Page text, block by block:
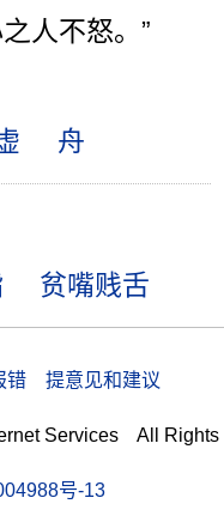
人不怒。”
舟
贫嘴贱舌
提意见和建议
Services All Rights
号-13